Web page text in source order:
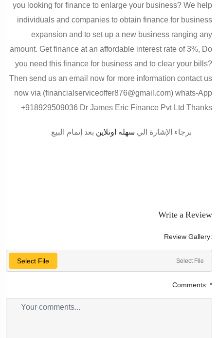
you looking for finance to enlarge your business? We help
individuals and companies to obtain finance for business
expansion and to set up a new business ranging any
amount. Get finance at an affordable interest rate of 3%, Do
you need this finance for business and to clear your bills?
Then send us an email now for more information contact us
now via (financialserviceoffer876@gmail.com) whats-App
+918929509036 Dr James Eric Finance Pvt Ltd Thanks
برجاء الإشارة الي سهله اونلاين بعد إتمام البيع
Write a Review
Review Gallery:
Select File Select File
Comments: *